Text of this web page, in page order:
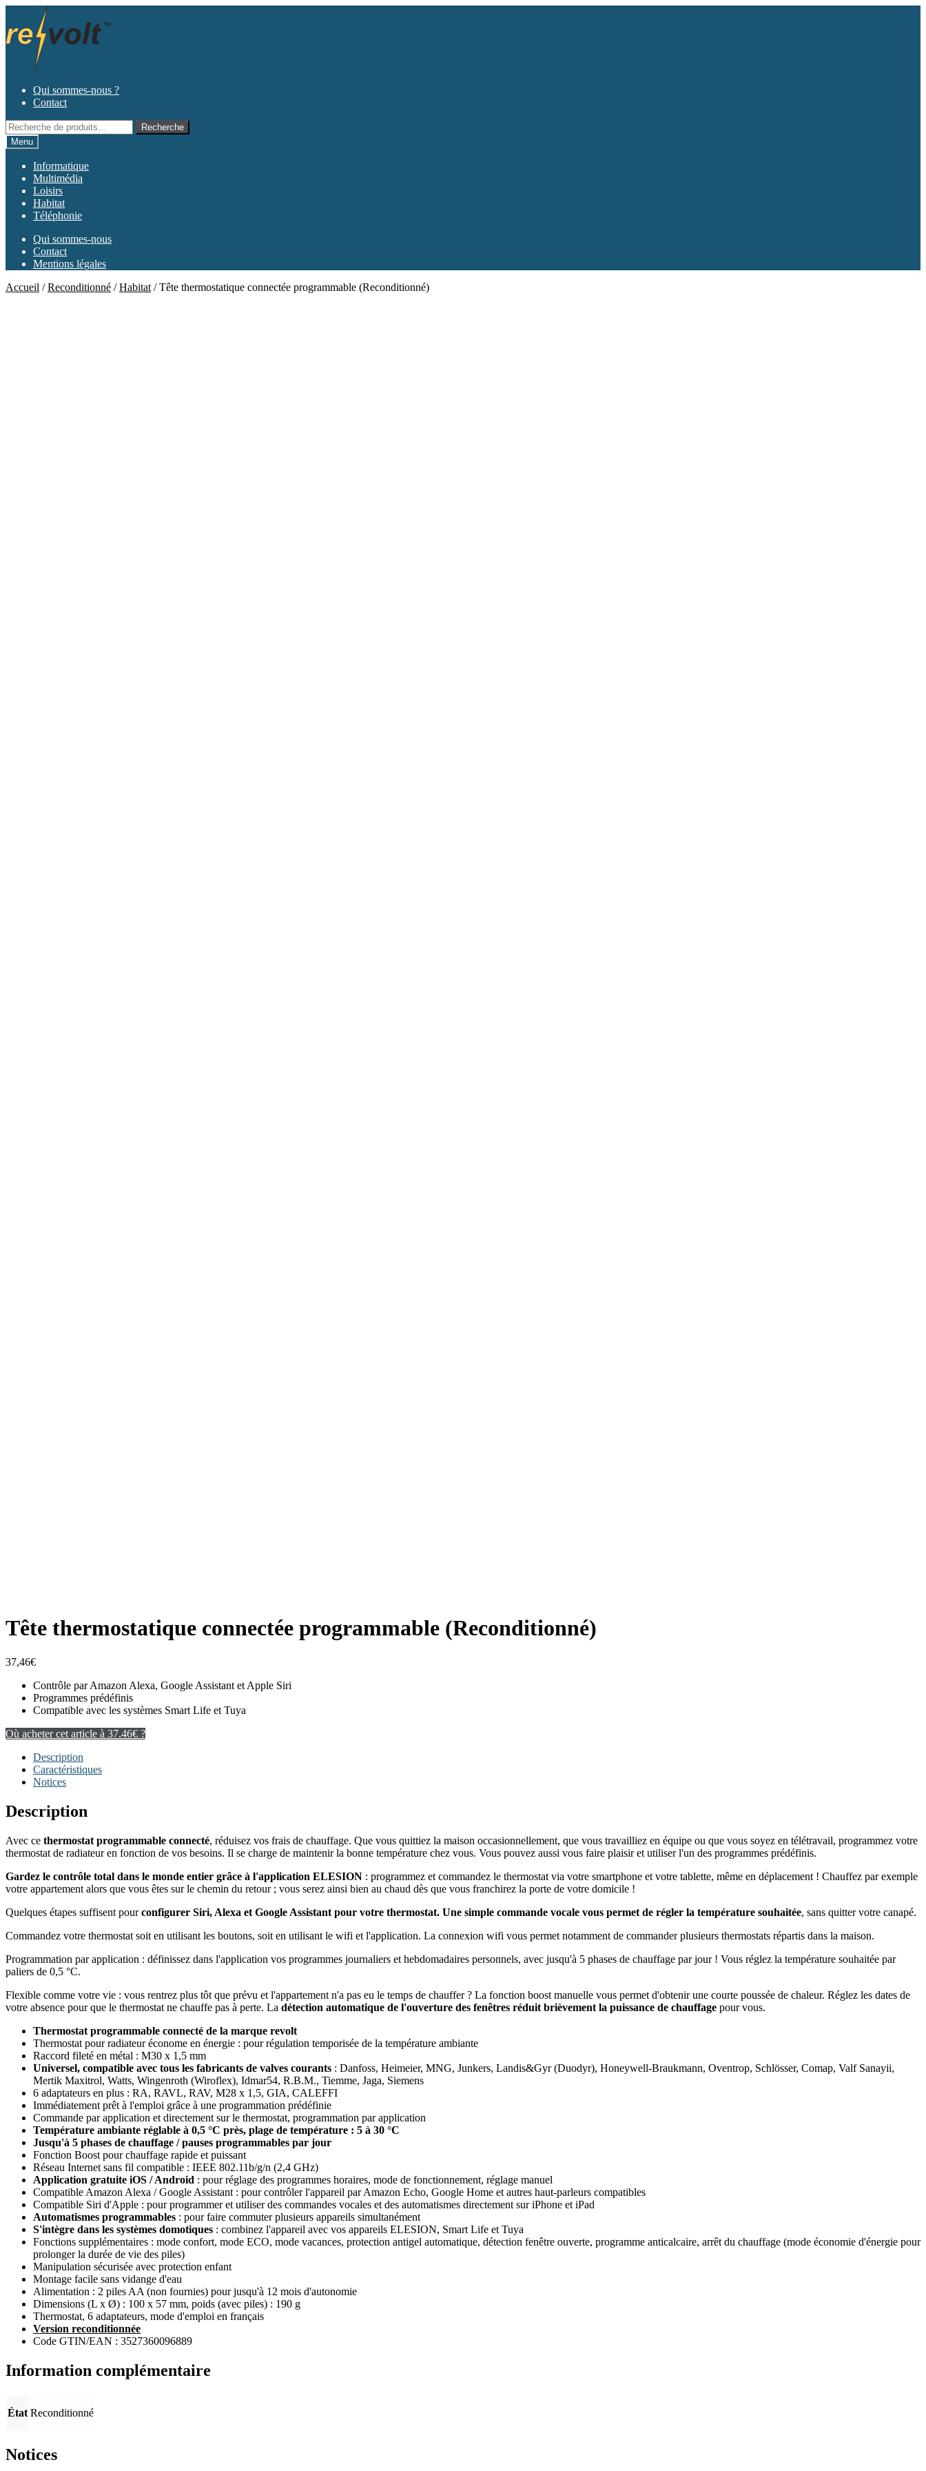
la
navigation
contenu
Qui sommes-nous ?
Contact
Recherche
pour :
Recherche
Menu
Informatique
Multimédia
Loisirs
Habitat
Téléphonie
Qui sommes-nous
Contact
Mentions légales
Accueil /Reconditionné /Habitat /Tête thermostatique connectée programmable (Reconditionné)
Tête thermostatique connectée programmable (Reconditionné)
37,46€
Contrôle par Amazon Alexa, Google Assistant et Apple Siri
Programmes prédéfinis
Compatible avec les systèmes Smart Life et Tuya
Où acheter cet article à 37.46€ ?
Description
Caractéristiques
Notices
Description
Avec ce thermostat programmable connecté, réduisez vos frais de chauffage. Que vous quittiez la maison occasionnellement, que vous travailliez en équipe ou que vous soyez en télétravail, programmez votre
thermostat de radiateur en fonction de vos besoins. Il se charge de maintenir la bonne température chez vous. Vous pouvez aussi vous faire plaisir et utiliser l'un des programmes prédéfinis.
Gardez le contrôle total dans le monde entier grâce à l'application ELESION : programmez et commandez le thermostat via votre smartphone et votre tablette, même en déplacement ! Chauffez par exemple
votre appartement alors que vous êtes sur le chemin du retour ; vous serez ainsi bien au chaud dès que vous franchirez la porte de votre domicile !
Quelques étapes suffisent pourconfigurer Siri, Alexa et Google Assistant pour votre thermostat. Une simple commande vocale vous permet de régler la température souhaitée, sans quitter votre canapé.
Commandez votre thermostat soit en utilisant les boutons, soit en utilisant le wifi et l'application. La connexion wifi vous permet notamment de commander plusieurs thermostats répartis dans la maison.
Programmation par application : définissez dans l'application vos programmes journaliers et hebdomadaires personnels, avec jusqu'à 5 phases de chauffage par jour ! Vous réglez la température souhaitée par
paliers de 0,5 °C.
Flexible comme votre vie : vous rentrez plus tôt que prévu et l'appartement n'a pas eu le temps de chauffer ? La fonction boost manuelle vous permet d'obtenir une courte poussée de chaleur. Réglez les dates de
votre absence pour que le thermostat ne chauffe pas à perte. La détection automatique de l'ouverture des fenêtres réduit brièvement la puissance de chauffage pour vous.
Thermostat programmable connecté de la marque revolt
Thermostat pour radiateur économe en énergie : pour régulation temporisée de la température ambiante
Raccord fileté en métal : M30 x 1,5 mm
Universel, compatible avec tous les fabricants de valves courants : Danfoss, Heimeier, MNG, Junkers, Landis&Gyr (Duodyr), Honeywell-Braukmann, Oventrop, Schlösser, Comap, Valf Sanayii,
Mertik Maxitrol, Watts, Wingenroth (Wiroflex), Idmar54, R.B.M., Tiemme, Jaga, Siemens
6 adaptateurs en plus : RA, RAVL, RAV, M28 x 1,5, GIA, CALEFFI
Immédiatement prêt à l'emploi grâce à une programmation prédéfinie
Commande par application et directement sur le thermostat, programmation par application
Température ambiante réglable à 0,5 °C près, plage de température : 5 à 30 °C
Jusqu'à 5 phases de chauffage / pauses programmables par jour
Fonction Boost pour chauffage rapide et puissant
Réseau Internet sans fil compatible : IEEE 802.11b/g/n (2,4 GHz)
Application gratuite iOS / Android : pour réglage des programmes horaires, mode de fonctionnement, réglage manuel
Compatible Amazon Alexa / Google Assistant : pour contrôler l'appareil par Amazon Echo, Google Home et autres haut-parleurs compatibles
Compatible Siri d'Apple : pour programmer et utiliser des commandes vocales et des automatismes directement sur iPhone et iPad
Automatismes programmables : pour faire commuter plusieurs appareils simultanément
S'intègre dans les systèmes domotiques : combinez l'appareil avec vos appareils ELESION, Smart Life et Tuya
Fonctions supplémentaires : mode confort, mode ECO, mode vacances, protection antigel automatique, détection fenêtre ouverte, programme anticalcaire, arrêt du chauffage (mode économie d'énergie pour
prolonger la durée de vie des piles)
Manipulation sécurisée avec protection enfant
Montage facile sans vidange d'eau
Alimentation : 2 piles AA (non fournies) pour jusqu'à 12 mois d'autonomie
Dimensions (L x Ø) : 100 x 57 mm, poids (avec piles) : 190 g
Thermostat, 6 adaptateurs, mode d'emploi en français
Version reconditionnée
Code GTIN/EAN : 3527360096889
Information complémentaire
État Reconditionné
Notices